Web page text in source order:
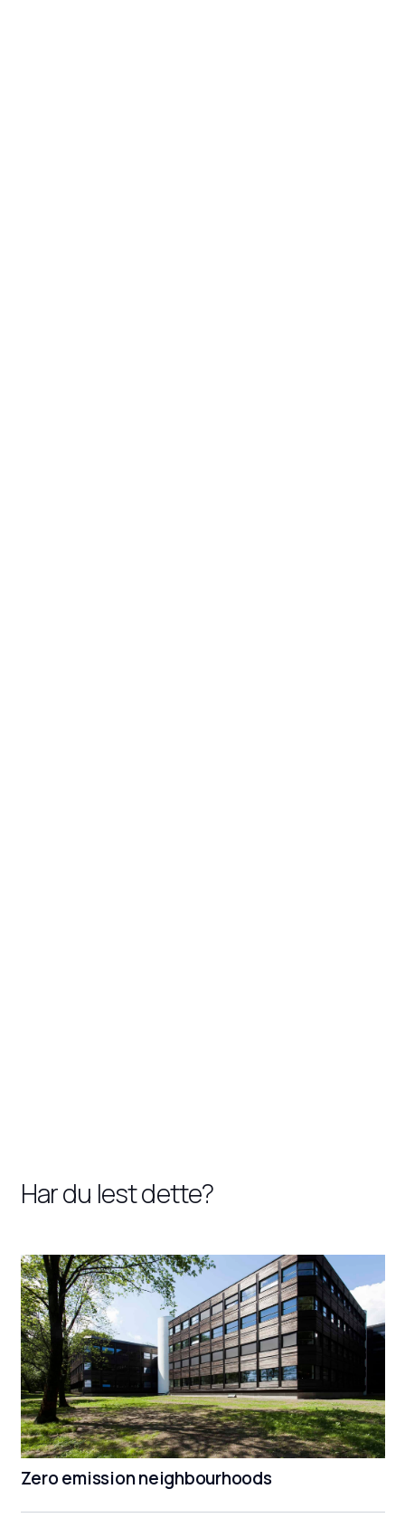
Har du lest dette?
Zero emission neighbourhoods